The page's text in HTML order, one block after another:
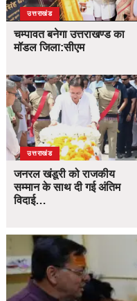
उत्तराखंड
चम्पावत बनेगा उत्तराखण्ड का
मॉडल जिला:सीएम
उत्तराखंड
जनरल खंडूरी को राजकीय
सम्मान के साथ दी गई अंतिम
विदाई…